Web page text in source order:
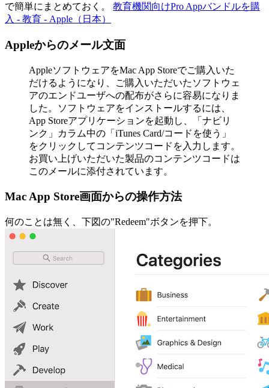
で簡単にまとめておく。 教育機関向けPro Appバンドルを購
入 - 教育 - Apple（日本）
Appleからのメール文面
AppleソフトウェアをMac App Storeでご購入いた
だけるようになり、ご購入いただいたソフトウェ
アのエンドユーザへの配布がさらに容易になりま
した。ソフトウェアをインストールするには、
App Storeアプリケーションを起動し、「ナビリ
ンク」カラム中の「iTunes Card/コードを使う」
をクリックしてコンテンツコードを入力します。
お買い上げいただいた製品のコンテンツコードは
このメールに添付されています。
Mac App Store画面からの操作方法
何のことは無く、下図の"Redeem"ボタンを押下。